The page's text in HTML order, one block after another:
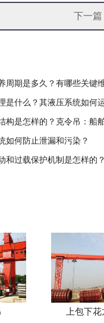
下一篇
周期是多久？有哪些关键
是什么？其液压系统如何
构是怎样的？克令吊：船
如何防止泄漏和污染？
和过载保护机制是怎样的？
上包下